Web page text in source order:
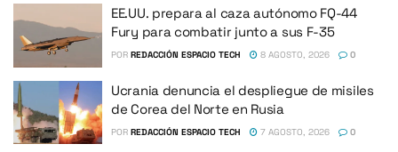
EE.UU. prepara al caza autónomo FQ-44
Fury para combatir junto a sus F-35
POR REDACCIÓN ESPACIO TECH 8 AGOSTO, 2026 0
Ucrania denuncia el despliegue de misiles
de Corea del Norte en Rusia
POR REDACCIÓN ESPACIO TECH 7 AGOSTO, 2026 0